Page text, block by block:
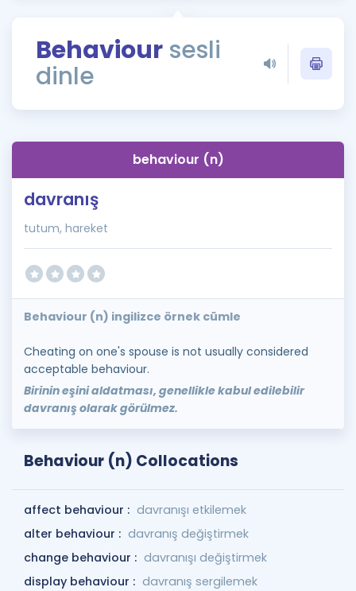
Rehberlik Aracı
ÖSYM Sınav Takvimi
İngilizce Gramer
Behaviour sesli
dinle
behaviour (n)
davranış
tutum, hareket
Behaviour (n) ingilizce örnek cümle
Cheating on one's spouse is not usually considered
acceptable behaviour.
Birinin eşini aldatması, genellikle kabul edilebilir
davranış olarak görülmez.
Behaviour (n) Collocations
affect behaviour : davranışı etkilemek
alter behaviour : davranış değiştirmek
change behaviour : davranışı değiştirmek
display behaviour : davranış sergilemek